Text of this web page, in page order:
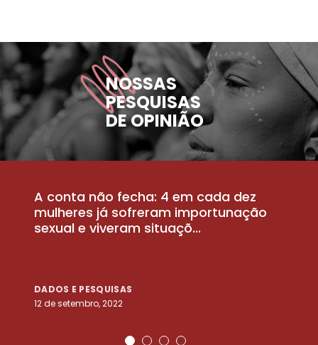
NOSSAS
PESQUISAS
DE OPINIÃO
A conta não fecha: 4 em cada dez
mulheres já sofreram importunação
sexual e viveram situaçõ...
DADOS E PESQUISAS
12 de setembro, 2022